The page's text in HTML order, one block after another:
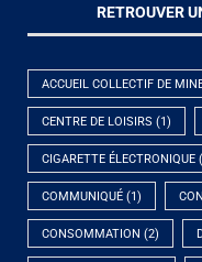
RETROUVER
ACCUEIL COLLECTIF DE
CENTRE DE LOISIRS (1)
CIGARETTE ÉLECTRONIQUE
COMMUNIQUÉ(1)
CONSOMMATION (2)